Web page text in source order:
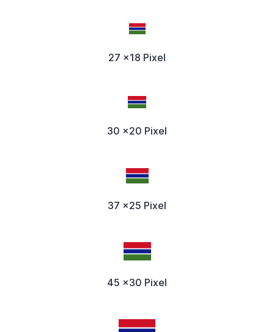
27 x18 Pixel
30 x20 Pixel
37 x25 Pixel
45 x30 Pixel